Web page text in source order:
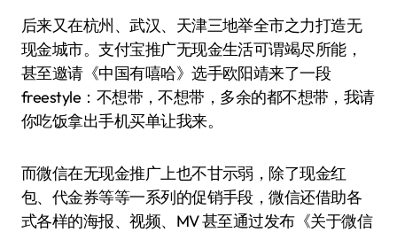
后来又在杭州、武汉、天津三地举全市之力打造无
现金城市。支付宝推广无现金生活可谓竭尽所能，
甚至邀请《中国有嘻哈》选手欧阳靖来了一段
freestyle：不想带，不想带，多余的都不想带，我请
你吃饭拿出手机买单让我来。
而微信在无现金推广上也不甘示弱，除了现金红
包、代金券等等一系列的促销手段，微信还借助各
式各样的海报、视频、MV 甚至通过发布《关于微信